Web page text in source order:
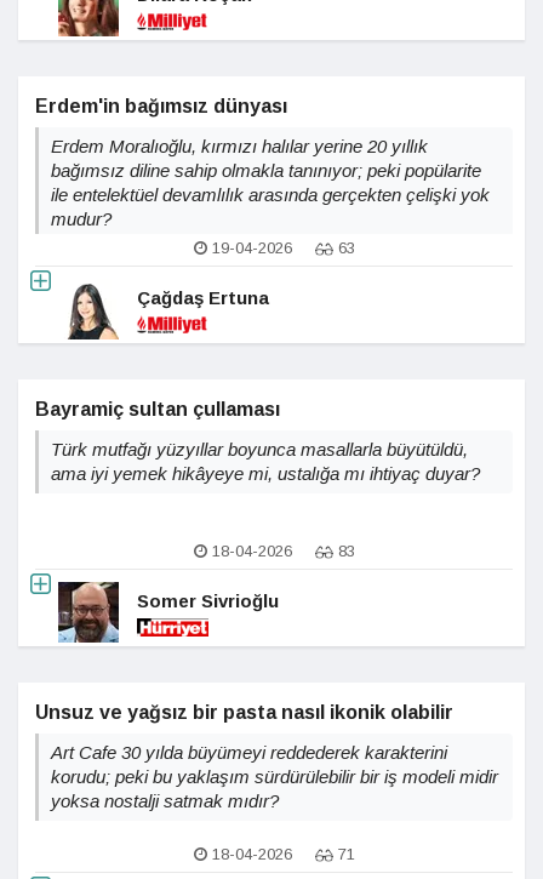
Erdem'in bağımsız dünyası
Erdem Moralıoğlu, kırmızı halılar yerine 20 yıllık
bağımsız diline sahip olmakla tanınıyor; peki popülarite
ile entelektüel devamlılık arasında gerçekten çelişki yok
mudur?
19-04-2026 63
Çağdaş Ertuna
Bayramiç sultan çullaması
Türk mutfağı yüzyıllar boyunca masallarla büyütüldü,
ama iyi yemek hikâyeye mi, ustalığa mı ihtiyaç duyar?
18-04-2026 83
Somer Sivrioğlu
Unsuz ve yağsız bir pasta nasıl ikonik olabilir
Art Cafe 30 yılda büyümeyi reddederek karakterini
korudu; peki bu yaklaşım sürdürülebilir bir iş modeli midir
yoksa nostalji satmak mıdır?
18-04-2026 71